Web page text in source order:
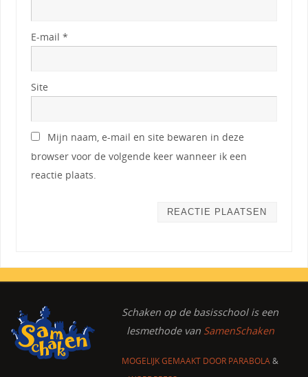
E-mail*
Site
Mijn naam, e-mail en site bewaren in deze
browser voor de volgende keer wanneer ik een
reactie plaats.
Schaken op de basisschoolis een
lesmethode van SamenSchaken
MOGELIJK GEMAAKT DOOR PARABOLA&